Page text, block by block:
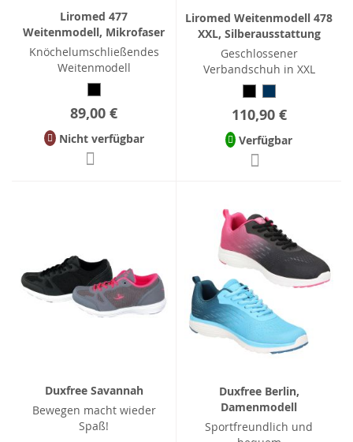
Liromed 477
Weitenmodell, Mikrofaser
Knöchelumschließendes
Weitenmodell
89,00 €
Nicht verfügbar
Liromed Weitenmodell 478
XXL, Silberausstattung
Geschlossener
Verbandschuh in XXL
110,90 €
Verfügbar
Duxfree Savannah
Bewegen macht wieder
Spaß!
Duxfree Berlin,
Damenmodell
Sportfreundlich und